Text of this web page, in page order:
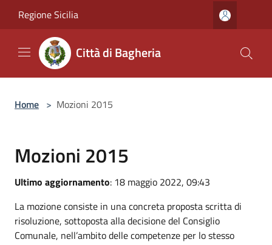
Regione Sicilia
Città di Bagheria
Home > Mozioni 2015
Mozioni 2015
Ultimo aggiornamento: 18 maggio 2022, 09:43
La mozione consiste in una concreta proposta scritta di
risoluzione, sottoposta alla decisione del Consiglio
Comunale, nell’ambito delle competenze per lo stesso